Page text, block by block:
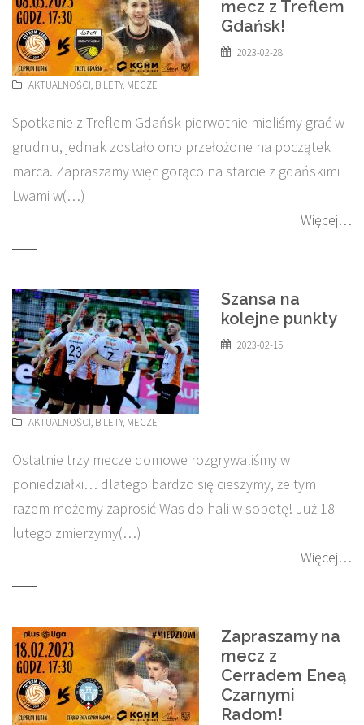
mecz z Treflem
Gdańsk!
2023-02-28
AKTUALNOŚCI, BILETY, MECZE
Spotkanie z Treflem Gdańsk pierwotnie mieliśmy grać w
grudniu, jednak zostało ono przełożone na początek
marca. Zapraszamy więc gorąco na starcie z gdańskimi
Lwami w(…)
Więcej…
Szansa na
kolejne punkty
2023-02-15
AKTUALNOŚCI, BILETY, MECZE
Ostatnie trzy mecze domowe rozgrywaliśmy w
poniedziałki… dlatego bardzo się cieszymy, że tym
razem możemy zaprosić Was do hali w sobotę! Już 18
lutego zmierzymy(…)
Więcej…
Zapraszamy na
mecz z
Cerradem Eneą
Czarnymi
Radom!